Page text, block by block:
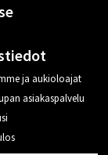
ja aukioloajat
asiakaspalvelu